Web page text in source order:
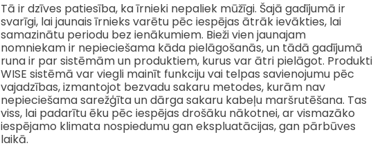
Tā ir dzīves patiesība, ka īrnieki nepaliek mūžīgi. Šajā gadījumā ir
svarīgi, lai jaunais īrnieks varētu pēc iespējas ātrāk ievākties, lai
samazinātu periodu bez ienākumiem. Bieži vien jaunajam
nomniekam ir nepieciešama kāda pielāgošanās, un tādā gadījumā
runa ir par sistēmām un produktiem, kurus var ātri pielāgot. Produkti
WISE sistēmā var viegli mainīt funkciju vai telpas savienojumu pēc
vajadzības, izmantojot bezvadu sakaru metodes, kurām nav
nepieciešama sarežģīta un dārga sakaru kabeļu maršrutēšana. Tas
viss, lai padarītu ēku pēc iespējas drošāku nākotnei, ar vismazāko
iespējamo klimata nospiedumu gan ekspluatācijas, gan pārbūves
laikā.